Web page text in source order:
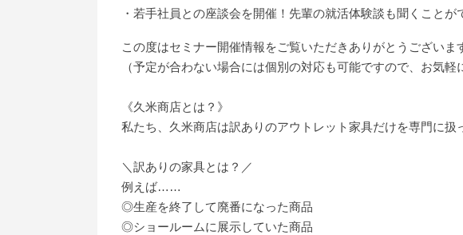
・若手社員との座談会を開催！先輩の就活体験談も聞くことが
この度はセミナー開催情報をご覧いただきありがとうござい
（予定が合わない場合には個別の対応も可能ですので、お気軽
《久米商店とは？》
私たち、久米商店は訳ありのアウトレット家具だけを専門に
＼訳ありの家具とは？／
例えば……
◎生産を終了して廃番になった商品
◎ショールームに展示していた商品